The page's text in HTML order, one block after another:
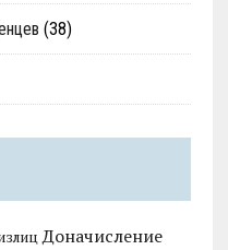
(38)
Доначисление